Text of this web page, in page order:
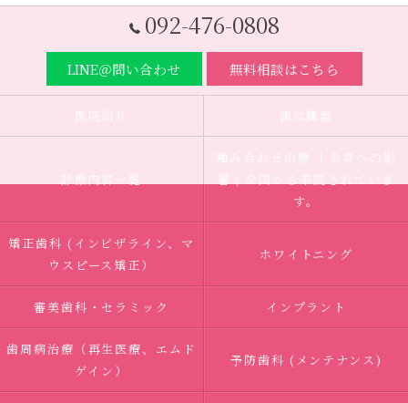
092-476-0808
LINE＠問い合わせ 無料相談はこちら
医院紹介 歯は臓器
診療内容一覧
噛み合わせ治療 ｜全身への影
響｜全国から来院されていま
す。
矯正歯科 (インビザライン、マ
ウスピース矯正）
ホワイトニング
審美歯科・セラミック インプラント
歯周病治療（再生医療、エムド
ゲイン）
予防歯科 (メンテナンス)